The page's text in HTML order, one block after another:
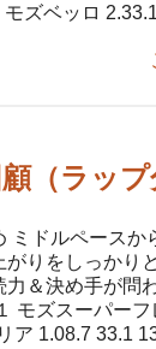
ズベッロ
（ラッ
ミドルペースか
りをしっかり
力＆決め手が問
モズスーパー
ア 1.08.7 33.1